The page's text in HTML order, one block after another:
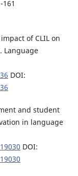
of CLIL on
Language
DOI:
and student
in language
DOI: